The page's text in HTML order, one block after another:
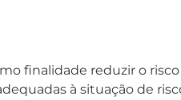
finalidade reduzir o
à situação de